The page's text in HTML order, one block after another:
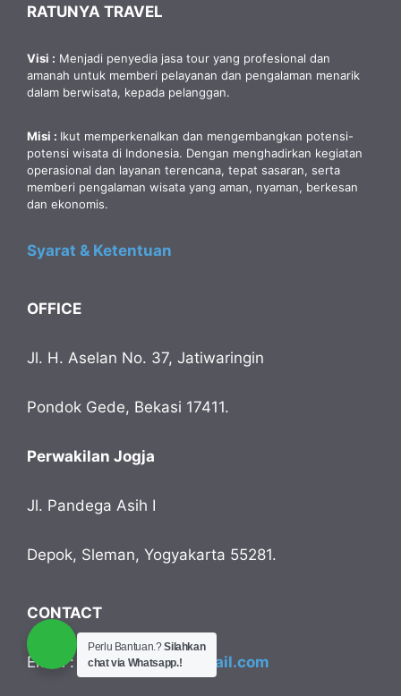
RATUNYA TRAVEL
Visi : Menjadi penyedia jasa tour yang profesional dan
amanah untuk memberi pelayanan dan pengalaman menarik
dalam berwisata, kepada pelanggan.
Misi : Ikut memperkenalkan dan mengembangkan potensi-
potensi wisata di Indonesia. Dengan menghadirkan kegiatan
operasional dan layanan terencana, tepat sasaran, serta
memberi pengalaman wisata yang aman, nyaman, berkesan
dan ekonomis.
Syarat & Ketentuan
OFFICE
Jl. H. Aselan No. 37, Jatiwaringin
Pondok Gede, Bekasi 17411.
Perwakilan Jogja
Jl. Pandega Asih I
Depok, Sleman, Yogyakarta 55281.
CONTACT
Email : ratutravel02@gmail.com
Perlu Bantuan.?Silahkan
chat via Whatsapp.!